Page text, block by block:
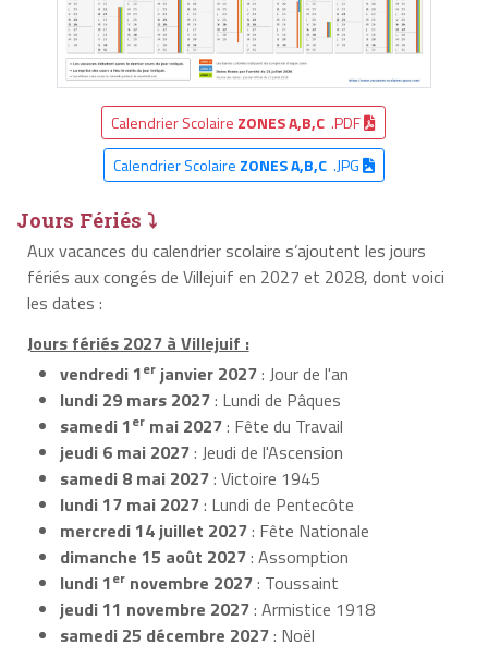
Calendrier Scolaire ZONES A,B,C .PDF
Calendrier Scolaire ZONES A,B,C.JPG
Jours Fériés ⤵
Aux vacances du calendrier scolaire s’ajoutent les jours
fériés aux congés de Villejuif en 2027 et 2028, dont voici
les dates :
Jours fériés 2027 à Villejuif :
vendredi 1er janvier 2027: Jour de l'an
lundi 29 mars 2027: Lundi de Pâques
samedi 1er mai 2027: Fête du Travail
jeudi 6 mai 2027: Jeudi de l'Ascension
samedi 8 mai 2027: Victoire 1945
lundi 17 mai 2027: Lundi de Pentecôte
mercredi 14 juillet 2027: Fête Nationale
dimanche 15 août 2027: Assomption
lundi 1er novembre 2027: Toussaint
jeudi 11 novembre 2027: Armistice 1918
samedi 25 décembre 2027: Noël